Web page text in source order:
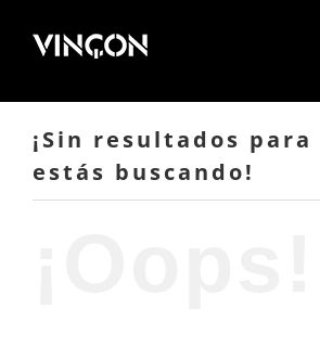
¡Sin resultados para
estás buscando!